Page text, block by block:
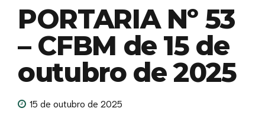
PORTARIA Nº 53
– CFBM de 15 de
outubro de 2025
15 de outubro de 2025